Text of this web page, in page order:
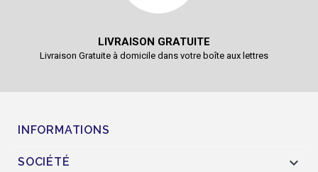
LIVRAISON GRATUITE
Livraison Gratuite à domicile dans votre boîte aux lettres
INFORMATIONS
SOCIÉTÉ 